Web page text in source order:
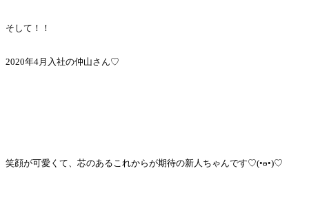
そして！！
2020年4月入社の仲山さん♡
笑顔が可愛くて、芯のあるこれからが期待の新人ちゃんです♡(•ө•)♡